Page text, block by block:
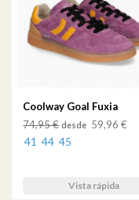
Coolway Goal Fuxia
74,95 € desde 59,96 €
41 44 45
Vista rápida